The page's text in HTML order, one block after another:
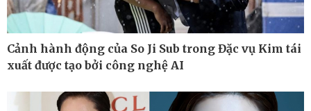
Cảnh hành động của So Ji Sub trong Đặc vụ Kim tái
xuất được tạo bởi công nghệ AI